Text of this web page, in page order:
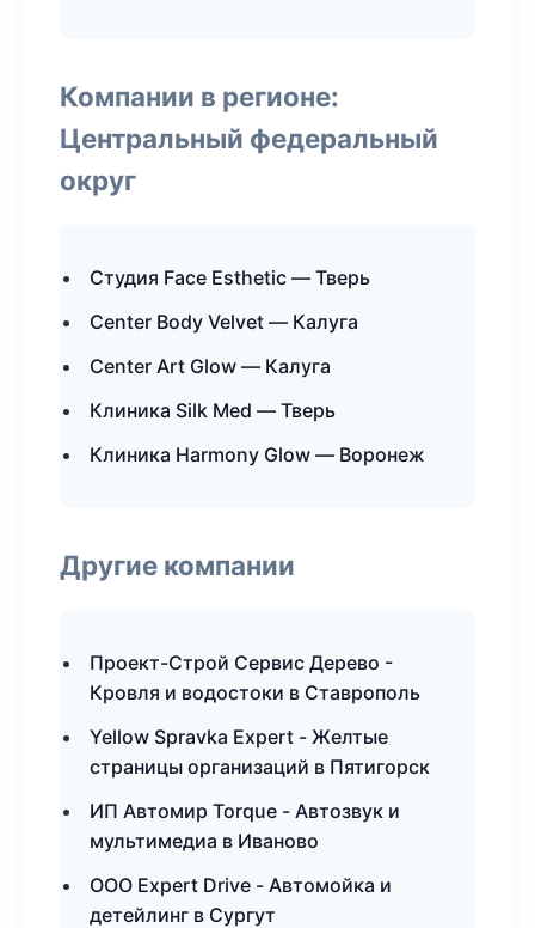
Компании в регионе:
Центральный федеральный
округ
Студия Face Esthetic — Тверь
Center Body Velvet — Калуга
Center Art Glow — Калуга
Клиника Silk Med — Тверь
Клиника Harmony Glow — Воронеж
Другие компании
Проект-Строй Сервис Дерево -
Кровля и водостоки в Ставрополь
Yellow Spravka Expert - Желтые
страницы организаций в Пятигорск
ИП Автомир Torque - Автозвук и
мультимедиа в Иваново
ООО Expert Drive - Автомойка и
детейлинг в Сургут